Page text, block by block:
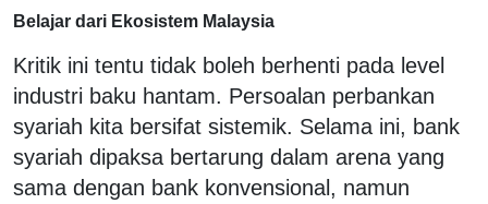
Belajar dari Ekosistem Malaysia
Kritik ini tentu tidak boleh berhenti pada level
industri baku hantam. Persoalan perbankan
syariah kita bersifat sistemik. Selama ini, bank
syariah dipaksa bertarung dalam arena yang
sama dengan bank konvensional, namun